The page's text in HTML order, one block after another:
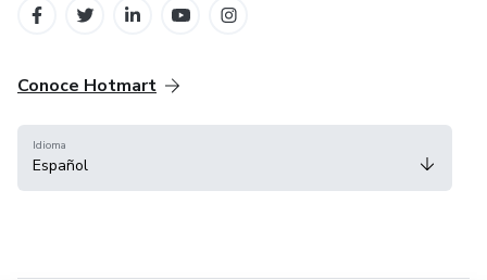
Conoce Hotmart
Idioma
Español